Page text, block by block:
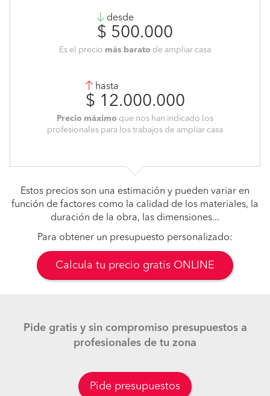
desde
$ 500.000
Es el precio más barato de ampliar casa
hasta
$ 12.000.000
Precio máximo que nos han indicado los
profesionales para los trabajos de ampliar casa
Estos precios son una estimación y pueden variar en
función de factores como la calidad de los materiales, la
duración de la obra, las dimensiones...
Para obtener un presupuesto personalizado:
Calcula tu precio gratis ONLINE
Pide gratis y sin compromiso presupuestos a
profesionales de tu zona
Pide presupuestos